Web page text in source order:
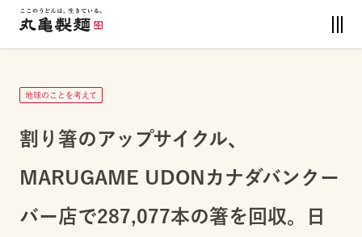
地球のことを考えて
割り箸のアップサイクル、
MARUGAME UDONカナダバンクー
バー店で287,077本の箸を回収。日